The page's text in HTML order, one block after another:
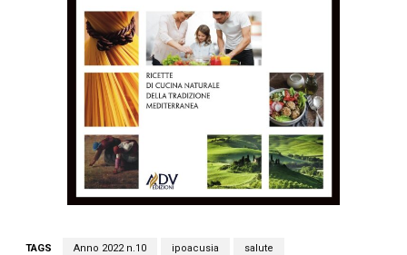
TAGS Anno 2022 n.10 ipoacusia salute